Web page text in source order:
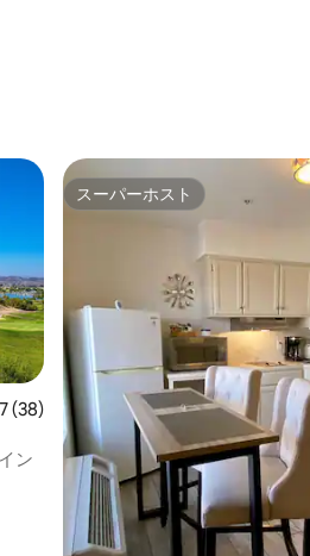
ー38件、5つ星中4.97つ星の平均評価
(38)
ン
スーパーホスト
スーパーホスト